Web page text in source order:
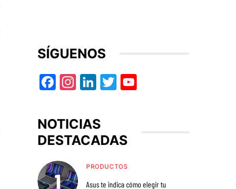
SÍGUENOS
Facebook
Instagram
LinkedIn
Twitter
NOTICIAS
DESTACADAS
PRODUCTOS
Asus te indica cómo elegir tu